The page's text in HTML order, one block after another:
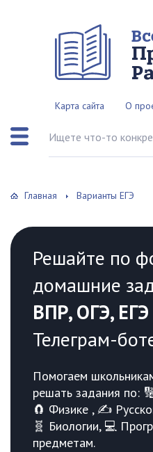
Карта сайта О
Поиск по сайту
Главная Варианты ЕГЭ
Решайте по
домашние
ВПР, ОГЭ, ЕГЭ
Телеграм-
Помогаем
решать задания по:
🧲 Физике , ✍️
🧬 Биологии, 💻
предметам.